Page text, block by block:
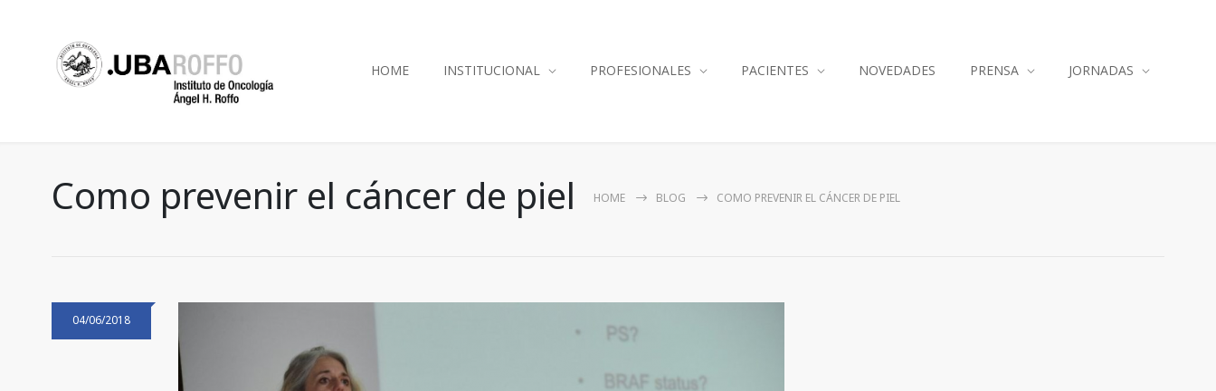
HOME INSTITUCIONAL PROFESIONALES PACIENTES NOVEDADES PRENSA JORNADAS
Como prevenir el cáncer de piel HOME BLOG COMO PREVENIR EL CÁNCER DE PIEL
04/06/2018